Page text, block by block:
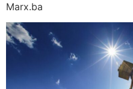
Marx.ba